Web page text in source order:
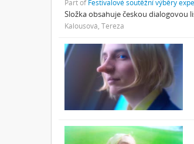
Part ofFestivalové soutěžní výběry
Složka obsahuje českou dialogovou
Kalousová, Tereza